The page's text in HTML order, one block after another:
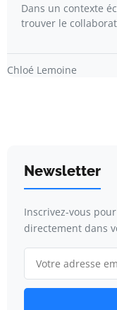
Dans un contexte
trouver le
Chloé Lemoine
Newsletter
Inscrivez-vous
directement dans